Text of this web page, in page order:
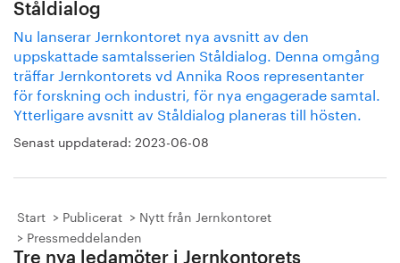
Ståldialog
Nu lanserar Jernkontoret nya avsnitt av den
uppskattade samtalsserien Ståldialog. Denna omgång
träffar Jernkontorets vd Annika Roos representanter
för forskning och industri, för nya engagerade samtal.
Ytterligare avsnitt av Ståldialog planeras till hösten.
Senast uppdaterad: 2023-06-08
Start Publicerat
Nytt från Jernkontoret
Pressmeddelanden
Tre nya ledamöter i Jernkontorets